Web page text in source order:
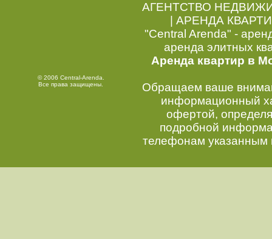
© 2006 Central-Arenda.
Все права защищены.
АГЕНТСТВО
|АРЕНДА
"Central Arenda" -
аренда элитных
Аренда квартир в
Обращаем ваше
информационный
офертой,
подробной
телефонам указанным